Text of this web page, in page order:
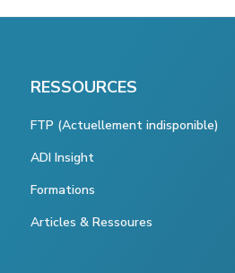
RESSOURCES
FTP (Actuellement indisponible)
ADI Insight
Formations
Articles & Ressoures